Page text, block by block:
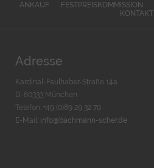
ANKAUF FESTPREISKOMMISSION
KONTAKT
Adresse
Kardinal-Faulhaber-Straße 14a
D-80333 München
Telefon: +49 (0)89 29 32 70
E-Mail: info@bachmann-scher.de